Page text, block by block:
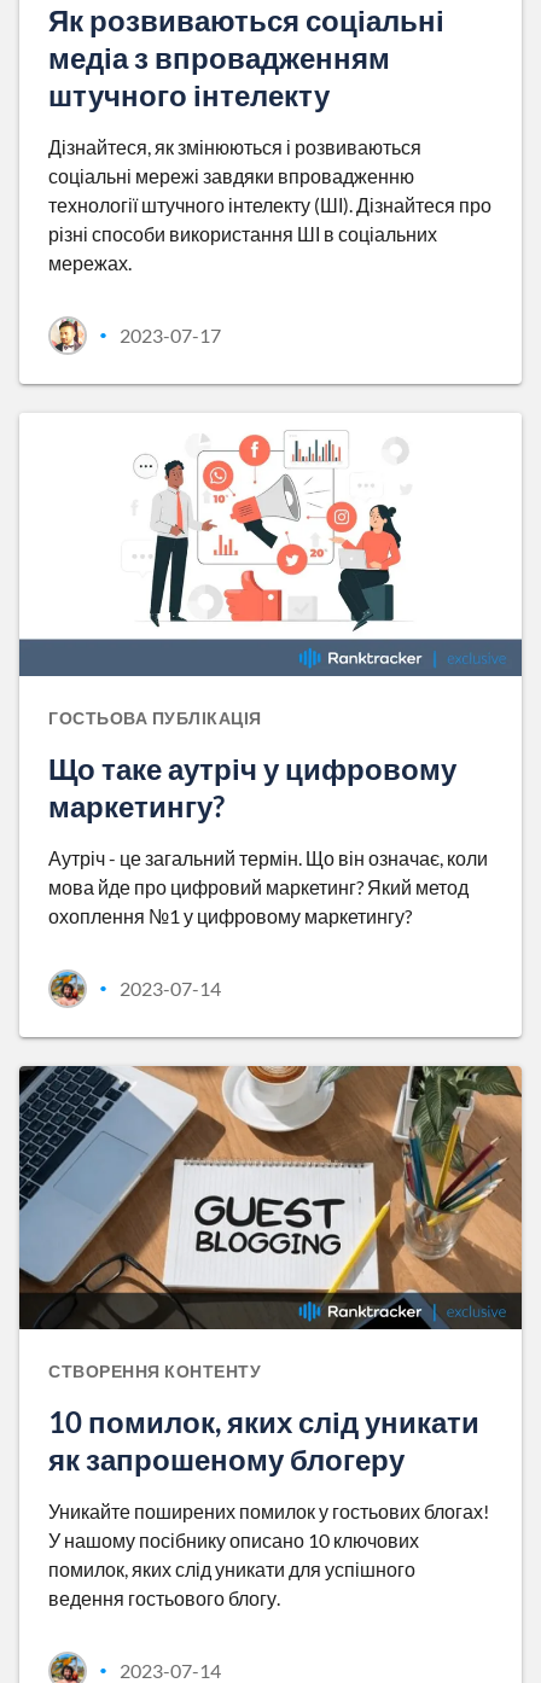
Як розвиваються соціальні
медіа з впровадженням
штучного інтелекту
Дізнайтеся, як змінюються і розвиваються
соціальні мережі завдяки впровадженню
технології штучного інтелекту (ШІ). Дізнайтеся про
різні способи використання ШІ в соціальних
мережах.
• 2023-07-17
ГОСТЬОВА ПУБЛІКАЦІЯ
Що таке аутріч у цифровому
маркетингу?
Аутріч - це загальний термін. Що він означає, коли
мова йде про цифровий маркетинг? Який метод
охоплення №1 у цифровому маркетингу?
• 2023-07-14
СТВОРЕННЯ КОНТЕНТУ
10 помилок, яких слід уникати
як запрошеному блогеру
Уникайте поширених помилок у гостьових блогах!
У нашому посібнику описано 10 ключових
помилок, яких слід уникати для успішного
ведення гостьового блогу.
• 2023-07-14